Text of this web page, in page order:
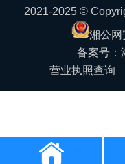
2021-2025 ©
湘公网
备案号：
营业执照查询